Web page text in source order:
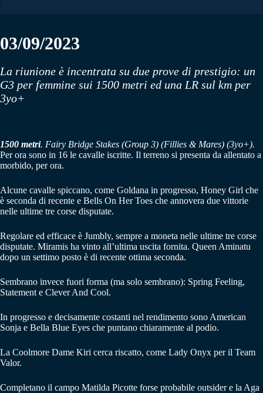
03/09/2023
La riunione è incentrata su due prove di prestigio: un
G3 per femmine sui 1500 metri ed una LR sul km per
3yo+
1500 metri. Fairy Bridge Stakes (Group 3) (Fillies & Mares) (3yo+).
Per ora sono in 16 le cavalle iscritte. Il terreno si presenta da allentato a
morbido, per ora.
Alcune cavalle spiccano, come Goldana in progresso, Honey Girl che
è seconda di recente e Bells On Her Toes che annovera due vittorie
nelle ultime tre corse disputate.
Regolare ed efficace è Jumbly, sempre a moneta nelle ultime tre corse
disputate. Miramis ha vinto all’ultima uscita fornita. Queen Aminatu
dopo un settimo posto è di recente ottima seconda.
Sembrano invece fuori forma (ma solo sembrano): Spring Feeling,
Statement e Clever And Cool.
In progresso e decisamente costanti nel rendimento sono American
Sonja e Bella Blue Eyes che puntano chiaramente al podio.
La Coolmore Dame Kiri cerca riscatto, come Lady Onyx per il Team
Valor.
Completano il campo Matilda Picotte forse probabile outsider e la Aga